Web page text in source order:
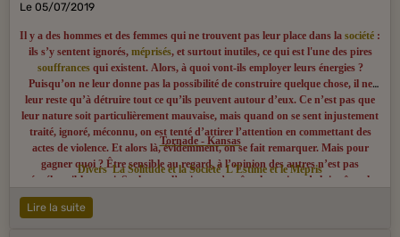
Le 05/07/2019
Il y a des hommes et des femmes qui ne trouvent pas leur place dans la société :
ils s’y sentent ignorés, méprisés, et surtout inutiles, ce qui est l'une des pires
souffrancesqui existent. Alors, à quoi vont-ils employer leurs énergies ?
Puisqu’on ne leur donne pas la possibilité de construire quelque chose, il ne
leur reste qu’à détruire tout ce qu’ils peuvent autour d’eux. Ce n’est pas que
leur nature soit particulièrement mauvaise, mais quand on se sent injustement
traité, ignoré, méconnu, on est tenté d’attirer l’attention en commettant des
actes de violence. Et alors là, évidemment, on se fait remarquer. Mais pour
gagner quoi ? Être sensible au regard, à l’opinion des autres n’est pas
répréhensible en soi. Seulement l’estime qu’un être humain a de lui-même, le
sens de sa propre valeur ne doit jamais dépendre de ce regard, de cette opinion,
mais de la conscience du travail qu’il fait dans le secret de son cœur pour le
Tornade - Kansas
Divers La Solitude et la Société L'Estime et le Mépris
Lire la suite